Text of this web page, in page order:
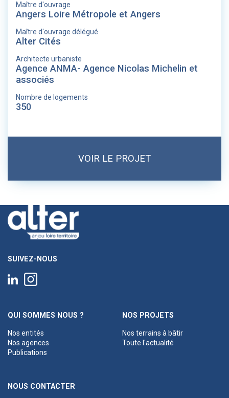
Maître d'ouvrage
Angers Loire Métropole et Angers
Maître d'ouvrage délégué
Alter Cités
Architecte urbaniste
Agence ANMA- Agence Nicolas Michelin et
associés
Nombre de logements
350
VOIR LE PROJET
SUIVEZ-NOUS
QUI SOMMES NOUS ?
Nos entités
Nos agences
Publications
NOS PROJETS
Nos terrains à bâtir
Toute l'actualité
NOUS CONTACTER